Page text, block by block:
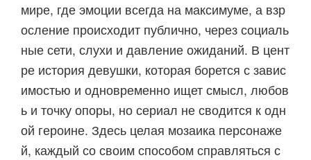
мире, где эмоции всегда на максимуме, а взр
осление происходит публично, через социаль
ные сети, слухи и давление ожиданий. В цент
ре история девушки, которая борется с завис
имостью и одновременно ищет смысл, любов
ь и точку опоры, но сериал не сводится к одн
ой героине. Здесь целая мозаика персонаже
й, каждый со своим способом справляться с